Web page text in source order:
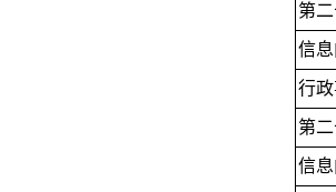
第
信
行
第
信